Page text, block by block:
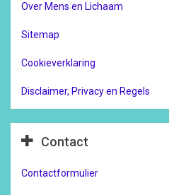
Over Mens en Lichaam
Sitemap
Cookieverklaring
Disclaimer, Privacy en Regels
Contact
Contactformulier